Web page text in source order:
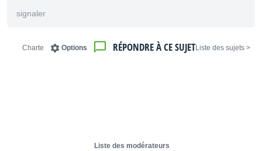
signaler
< Liste des sujets
RÉPONDRE À CE SUJET
Options
Charte
Liste des modérateurs